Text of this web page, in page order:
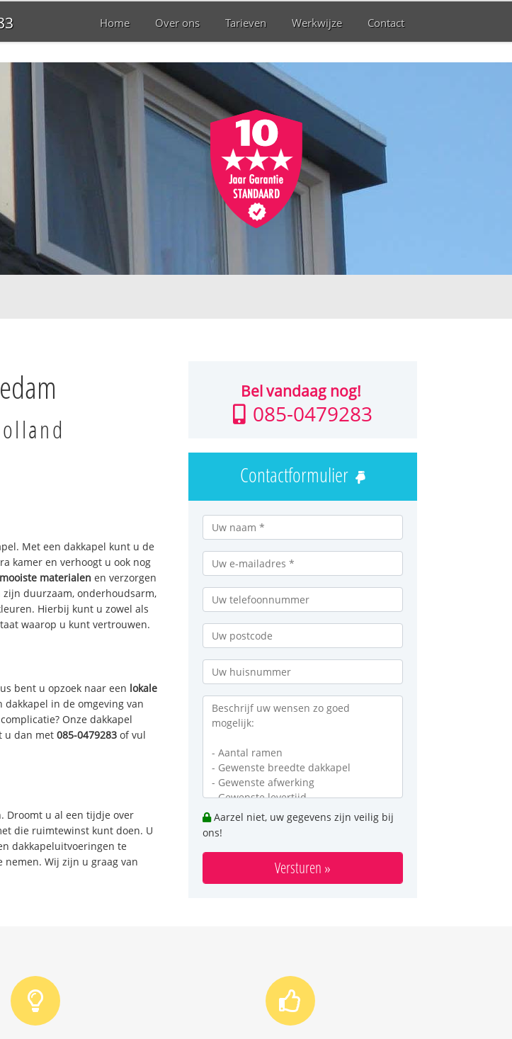
Home Over ons Tarieven Werkwijze Contact
Met een dakkapel kunt u de
kamer en verhoogt u ook nog
materialen en verzorgen
duurzaam, onderhoudsarm,
Hierbij kunt u zowel als
waarop u kunt vertrouwen.
bent u opzoek naar een lokale
in de omgeving van
Onze dakkapel
u dan met085-0479283 of vul
Droomt u al een tijdje over
die ruimtewinst kunt doen. U
dakkapeluitvoeringen te
nemen. Wij zijn u graag van
Bel vandaag nog!
085-0479283
Contactformulier
Aarzel niet, uw gegevens zijn veilig bij
ons!